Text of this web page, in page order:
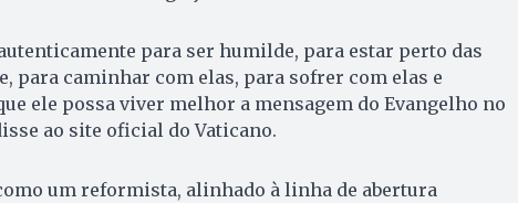
para ser humilde, para estar perto das
para caminhar com elas, para sofrer com elas e
ele possa viver melhor a mensagem do Evangelho no
ao site oficial do Vaticano.
um reformista, alinhado à linha de abertura